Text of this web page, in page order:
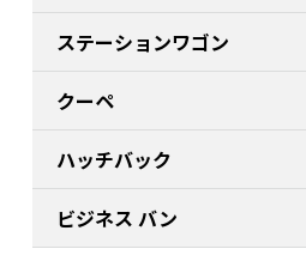
ステーションワゴン
クーペ
ハッチバック
ビジネス バン